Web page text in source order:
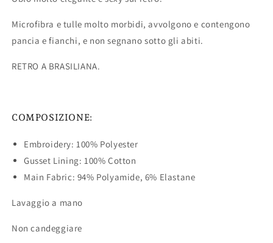
Microfibra e tulle molto morbidi, avvolgono e contengono
pancia e fianchi, e non segnano sotto gli abiti.
RETRO A BRASILIANA.
COMPOSIZIONE:
Embroidery: 100% Polyester
Gusset Lining: 100% Cotton
Main Fabric: 94% Polyamide, 6% Elastane
Lavaggio a mano
Non candeggiare